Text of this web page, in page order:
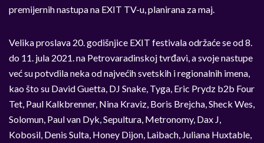
premijernih nastupa na EXIT TV-u, planirana za maj.
Velika proslava 20. godišnjice EXIT festivala održaće se od 8.
do 11. jula 2021. na Petrovaradinskoj tvrđavi, a svoje nastupe
već su potvdila neka od najvećih svetskih i regionalnih imena,
kao što su David Guetta, DJ Snake, Tyga, Eric Prydz b2b Four
Tet, Paul Kalkbrenner, Nina Kraviz, Boris Brejcha, Sheck Wes,
Solomun, Paul van Dyk, Sepultura, Metronomy, Dax J,
Kobosil, Denis Sulta, Honey Dijon, Laibach, Juliana Huxtable,